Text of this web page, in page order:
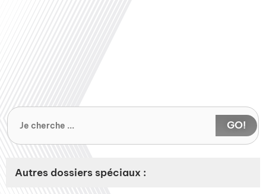
GO!
Autres dossiers spéciaux :